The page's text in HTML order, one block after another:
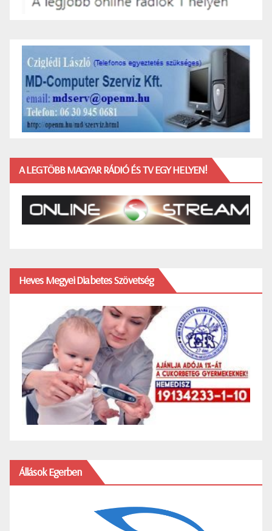
A LEGTÖBB MAGYAR RÁDIÓ ÉS TV EGY HELYEN!
Heves Megyei Diabetes Szövetség
Állások Egerben